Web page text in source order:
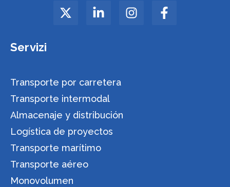
Servizi
Transporte por carretera
Transporte intermodal
Almacenaje y distribución
Logística de proyectos
Transporte marítimo
Transporte aéreo
Monovolumen